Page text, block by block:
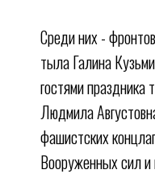
Среди них -
тыла Галина
гостями
Людмила
фашистских
Вооруженных сил и